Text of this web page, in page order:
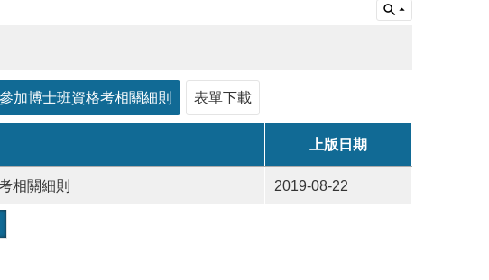
加博士班資格考相關細則 表單下載
上版日期
相關細則 2019-08-22